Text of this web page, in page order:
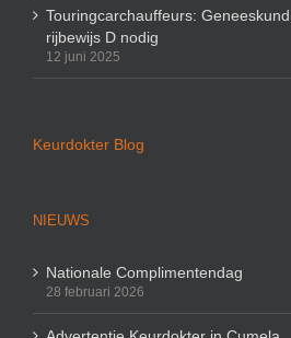
Touringcarchauffeurs:
rijbewijs D nodig
12 juni 2025
Keurdokter Blog
NIEUWS
Nationale Complimentendag
28 februari 2026